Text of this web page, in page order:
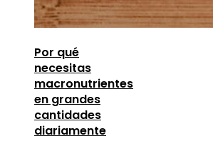
Por qué
necesitas
macronutrientes
en grandes
cantidades
diariamente